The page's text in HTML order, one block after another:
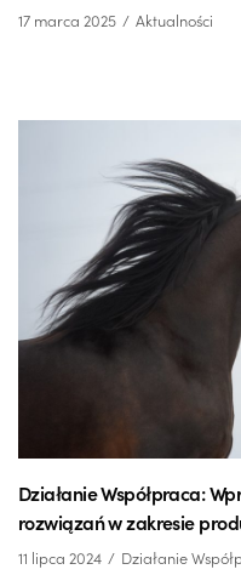
17 marca 2025 Aktualności
Działanie Współpraca:
rozwiązań w zakresie
11 lipca 2024 Działanie